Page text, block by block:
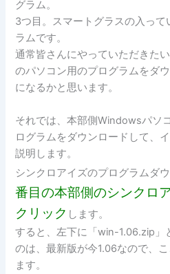
グラム。
3つ目。スマートグラスの入っ
ラムです。
通常皆さんにやっていただきた
のパソコン用のプログラムをダ
になるかと思います。
それでは、本部側Windowsパソ
ログラムをダウンロードして、
説明します。
シンクロアイズのプログラムダ
番目の本部側のシンクロ
クリック します。
すると、左下に「win-1.06.zip」
のは、最新版が今1.06なので、
ます。